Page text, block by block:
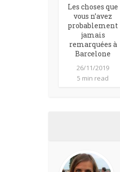
Les choses que
vous n’avez
probablement
jamais
remarquées à
Barcelone
26/11/2019
5 min read